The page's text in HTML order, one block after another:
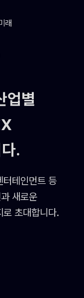
래
업별
.
테인먼트 등
새로운
초대합니다.